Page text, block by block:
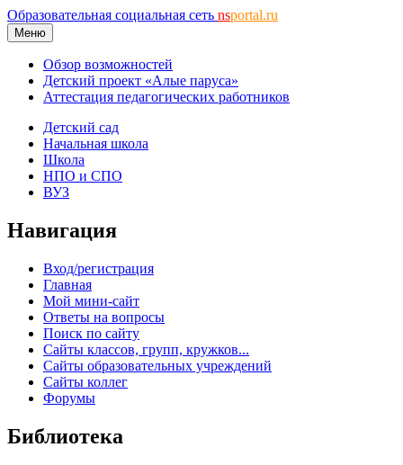
Образовательная социальная сеть nsportal.ru
Меню
Обзор возможностей
Детский проект «Алые паруса»
Аттестация педагогических работников
Детский сад
Начальная школа
Школа
НПО и СПО
ВУЗ
Навигация
Вход/регистрация
Главная
Мой мини-сайт
Ответы на вопросы
Поиск по сайту
Сайты классов, групп, кружков...
Сайты образовательных учреждений
Сайты коллег
Форумы
Библиотека